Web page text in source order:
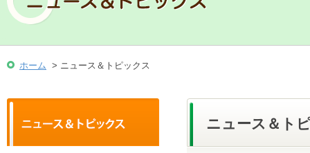
ホーム > ニュース＆トピックス
ニュース＆ト